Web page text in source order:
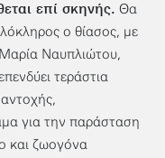
επί σκηνής. Θα
ο θίασος, με
Ναυπλιώτου,
τεράστια
για την παράσταση
και ζωογόνα